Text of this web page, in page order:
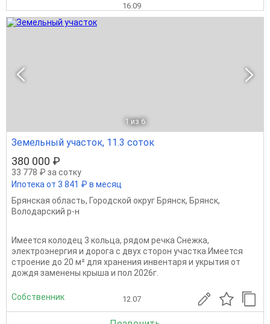
16.09
1 из 6
Земельный участок, 11.3 соток
380 000 ₽
33 778 ₽ за сотку
Ипотека от 3 841 ₽ в месяц
Брянская область, Городской округ Брянск, Брянск,
Володарский р-н
Имеется колодец 3 кольца, рядом речка Снежка,
электроэнергия и дорога с двух сторон участка.Имеется
строение до 20 м² для хранения инвентаря и укрытия от
дождя заменены крыша и пол 2026г.
Собственник 12.07